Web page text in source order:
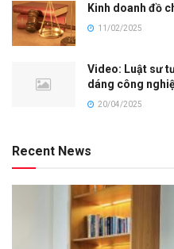
Kinh doanh đồ
11/02/2025
Video: Luật sư
dáng công
20/04/2025
Recent News